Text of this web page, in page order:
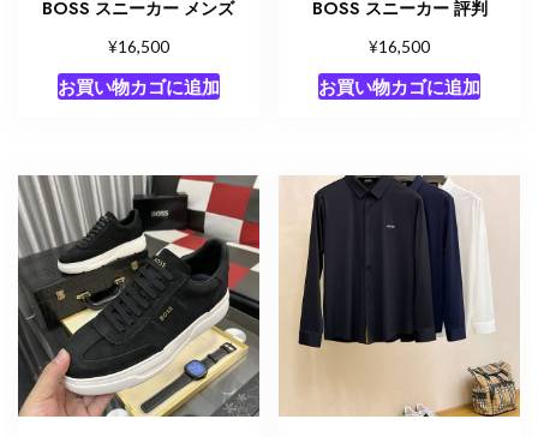
BOSS スニーカー メンズ
¥16,500
お買い物カゴに追加
BOSS スニーカー 評判
¥16,500
お買い物カゴに追加